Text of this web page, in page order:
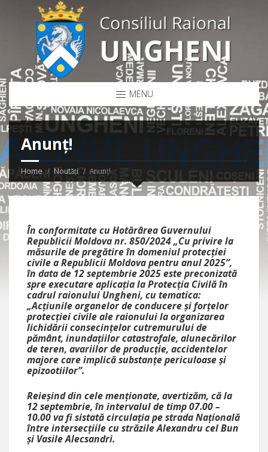
MENU
Anunţ!
Home Noutăți Anunţ!
În conformitate cu Hotărârea Guvernului
Republicii Moldova nr. 850/2024 „Cu privire la
măsurile de pregătire în domeniul protecţiei
civile a Republicii Moldova pentru anul 2025”,
în data de 12 septembrie 2025 este preconizată
spre executare aplicaţia la Protecţia Civilă în
cadrul raionului Ungheni, cu tematica:
„Acțiunile organelor de conducere și forțelor
protecției civile ale raionului la organizarea
lichidării consecințelor cutremurului de
pământ, inundațiilor catastrofale, alunecărilor
de teren, avariilor de producție, accidentelor
majore care implică substanțe periculoase și
epizootiilor”.
Reieșind din cele menționate, avertizăm, că la
12 septembrie, în intervalul de timp 07.00 –
10.00 va fi sistată circulația pe strada Națională
între intersecțiile cu străzile Alexandru cel Bun
și Vasile Alecsandri.